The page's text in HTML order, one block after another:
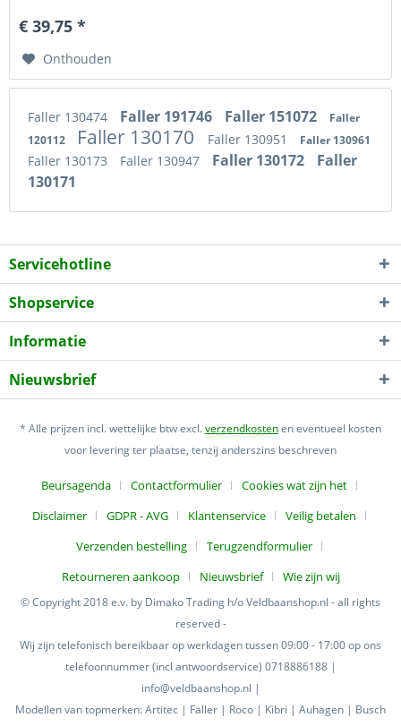
€ 39,75 *
Onthouden
Faller 130474 Faller 191746 Faller 151072
Faller
120112
Faller 130170 Faller 130951 Faller 130961
Faller 130173 Faller 130947 Faller 130172
Faller
130171
Servicehotline
Shopservice
Informatie
Nieuwsbrief
* Alle prijzen incl. wettelijke btw excl.verzendkostenen eventueel kosten
voor levering ter plaatse, tenzij anderszins beschreven
Beursagenda Contactformulier
Cookies wat zijn het
Disclaimer
GDPR - AVG Klantenservice
Veilig betalen
Verzenden bestelling
Terugzendformulier
Retourneren aankoop
Nieuwsbrief Wie zijn wij
© Copyright 2018 e.v. by Dimako Trading h/o Veldbaanshop.nl - all rights
reserved -
Wij zijn telefonisch bereikbaar op werkdagen tussen 09:00 - 17:00 op ons
telefoonnummer (incl antwoordservice) 0718886188 |
info@veldbaanshop.nl |
Modellen van topmerken: Artitec | Faller | Roco | Kibri | Auhagen | Busch